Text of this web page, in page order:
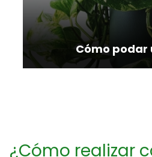
Cómo podar
¿Cómo realizar